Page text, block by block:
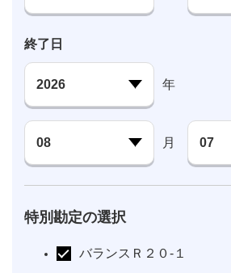
終了日
年
月
特別勘定の選択
バランスＲ２０-１